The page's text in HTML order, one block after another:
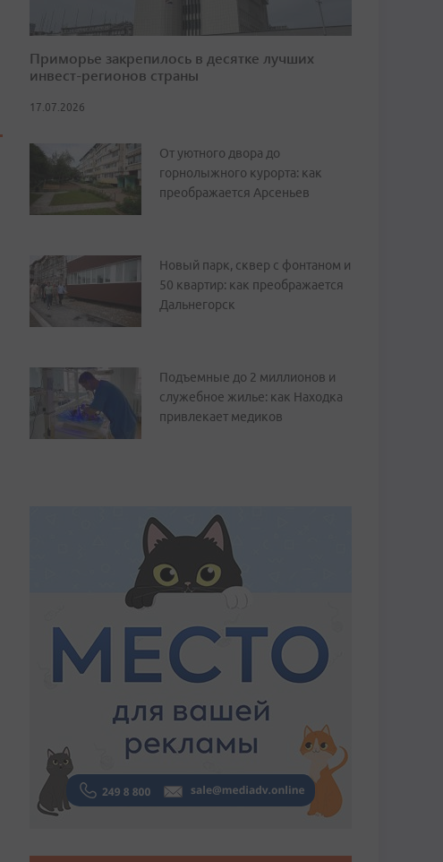
Приморье закрепилось в десятке лучших
инвест-регионов страны
17.07.2026
От уютного двора до
горнолыжного курорта: как
преображается Арсеньев
Новый парк, сквер с фонтаном и
50 квартир: как преображается
Дальнегорск
Подъемные до 2 миллионов и
служебное жилье: как Находка
привлекает медиков